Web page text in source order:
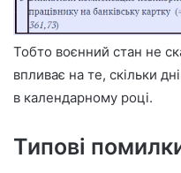
Тобто воєнний стан не
впливає на те, скільки
в календарному році.
Типові